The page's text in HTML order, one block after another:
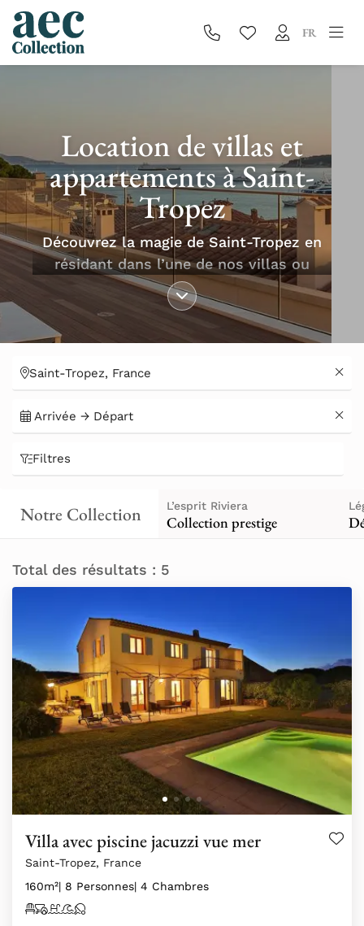
FR
Location de villas et
appartements à Saint-
Tropez
Découvrez la magie de Saint-Tropez en
résidant dans l’une de nos villas ou
appartements de prestige, où élégance
méditerranéenne et confort
contemporain sont au rendez-vous.
sur la Côte d’Azur, à deux pas des plages
Filtres
Notre Collection L’esprit Riviera
Collection prestige
Total des résultats : 5
Villa avec piscine jacuzzi vue mer
Saint-Tropez, France
160m²| 8 Personnes| 4 Chambres